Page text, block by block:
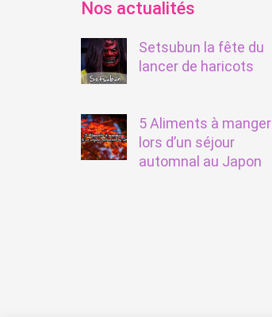
Nos actualités
Setsubun la fête du
lancer de haricots
5 Aliments à manger
lors d’un séjour
automnal au Japon